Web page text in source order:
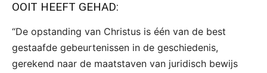
OOIT HEEFT GEHAD:
“De opstanding van Christus is één van de best
gestaafde gebeurtenissen in de geschiedenis,
gerekend naar de maatstaven van juridisch bewijs